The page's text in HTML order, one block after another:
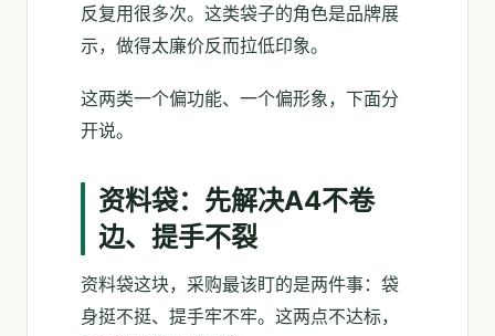
反复用很多次。这类袋子的角色是品牌展
示，做得太廉价反而拉低印象。
这两类一个偏功能、一个偏形象，下面分
开说。
资料袋：先解决A4不卷
边、提手不裂
资料袋这块，采购最该盯的是两件事：袋
身挺不挺、提手牢不牢。这两点不达标，